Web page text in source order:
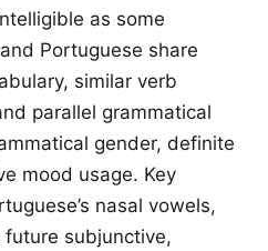
as some
Portuguese share
similar verb
parallel grammatical
gender, definite
mood usage. Key
nasal vowels,
subjunctive,